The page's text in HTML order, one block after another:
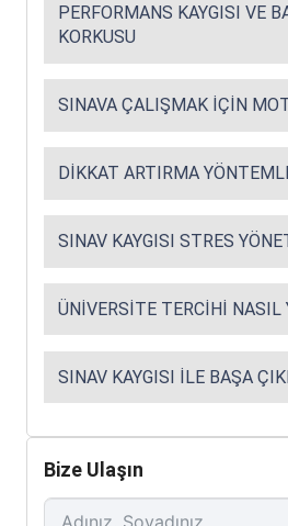
PERFORMANS KAYGISI VE
KORKUSU
SINAVA ÇALIŞMAK İÇIN
DIKKAT ARTIRMA
SINAV KAYGISI STRES
ÜNIVERSITE TERCIHI NASIL
SINAV KAYGISI ILE BAŞA
Bize Ulaşın